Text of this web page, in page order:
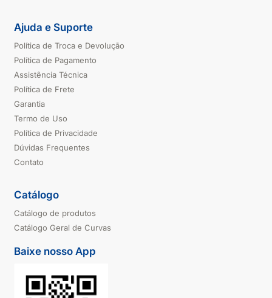
Ajuda e Suporte
Política de Troca e Devolução
Política de Pagamento
Assistência Técnica
Política de Frete
Garantia
Termo de Uso
Política de Privacidade
Dúvidas Frequentes
Contato
Catálogo
Catálogo de produtos
Catálogo Geral de Curvas
Baixe nosso App